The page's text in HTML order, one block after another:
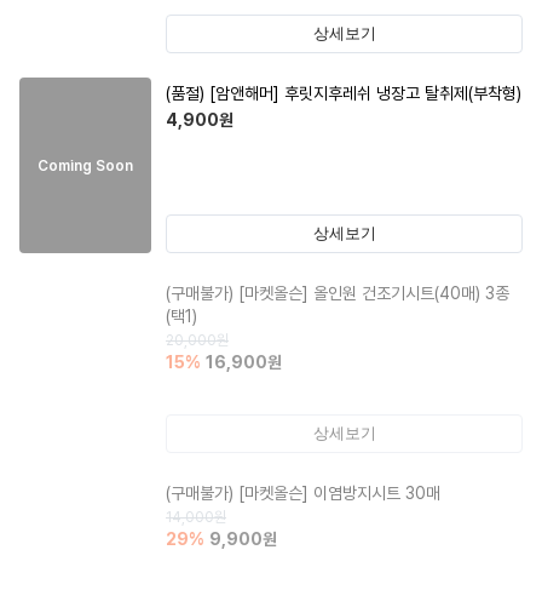
상세보기
Coming Soon
(품절) [암앤해머] 후릿지후레쉬 냉장고 탈취제(부착형)
4,900원
상세보기
(구매불가) [마켓올슨] 올인원 건조기시트(40매) 3종
(택1)
20,000원
15% 16,900원
상세보기
(구매불가) [마켓올슨] 이염방지시트 30매
14,000원
29% 9,900원